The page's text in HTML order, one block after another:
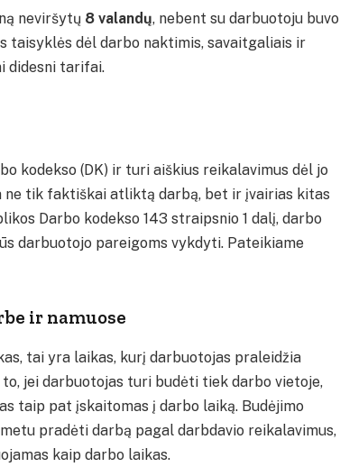
neviršytų 8 valandų, nebent su darbuotoju buvo
dėl darbo naktimis, savaitgaliais ir
didesni tarifai.
kodekso (DK) ir turi aiškius reikalavimus dėl jo
ne tik faktiškai atliktą darbą, bet ir įvairias kitas
Darbo kodekso 143 straipsnio 1 dalį, darbo
darbuotojo pareigoms vykdyti. Pateikiame
ir namuose
tai yra laikas, kurį darbuotojas praleidžia
jei darbuotojas turi budėti tiek darbo vietoje,
taip pat įskaitomas į darbo laiką. Budėjimo
pradėti darbą pagal darbdavio reikalavimus,
kaip darbo laikas.